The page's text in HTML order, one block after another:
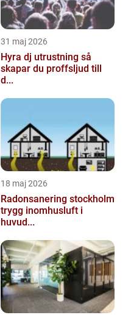
31 maj 2026
Hyra dj utrustning så
skapar du proffsljud till
d...
18 maj 2026
Radonsanering stockholm
trygg inomhusluft i
huvud...